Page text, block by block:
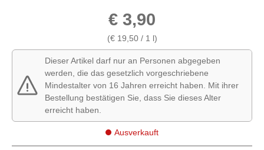
€ 3,90
(€ 19,50 / 1 l)
Dieser Artikel darf nur an Personen abgegeben
werden, die das gesetzlich vorgeschriebene
Mindestalter von 16 Jahren erreicht haben. Mit ihrer
Bestellung bestätigen Sie, dass Sie dieses Alter
erreicht haben.
Ausverkauft